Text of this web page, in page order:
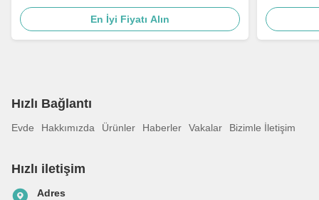
En İyi Fiyatı Alın
Hızlı Bağlantı
Evde Hakkımızda Ürünler Haberler Vakalar Bizimle İletişim
Hızlı iletişim
Adres